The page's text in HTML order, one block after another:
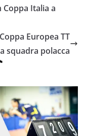
Italia a
Europea TT
squadra polacca